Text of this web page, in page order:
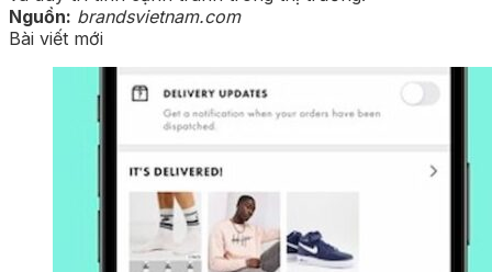
Nguồn: brandsvietnam.com
Bài viết mới